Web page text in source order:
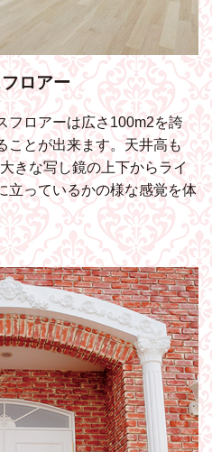
ロアー
フロアーは広さ100m2を誇
ことが出来ます。天井高も
きな写し鏡の上下からライ
立っているかの様な感覚を体